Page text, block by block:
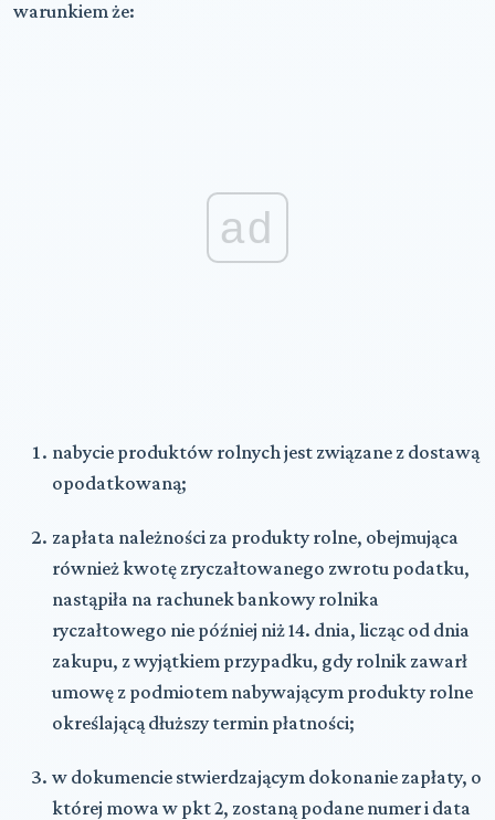
warunkiem że:
ad
nabycie produktów rolnych jest związane z dostawą
opodatkowaną;
zapłata należności za produkty rolne, obejmująca
również kwotę zryczałtowanego zwrotu podatku,
nastąpiła na rachunek bankowy rolnika
ryczałtowego nie później niż 14. dnia, licząc od dnia
zakupu, z wyjątkiem przypadku, gdy rolnik zawarł
umowę z podmiotem nabywającym produkty rolne
określającą dłuższy termin płatności;
w dokumencie stwierdzającym dokonanie zapłaty, o
której mowa w pkt 2, zostaną podane numer i data